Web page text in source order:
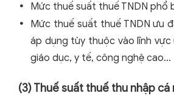
Mức thuế suất thuế TNDN phổ
Mức thuế suất thuế TNDN ưu
áp dụng tùy thuộc vào lĩnh
giáo dục, y tế, công nghệ cao...
(3) Thuế suất thuế thu nhập cá